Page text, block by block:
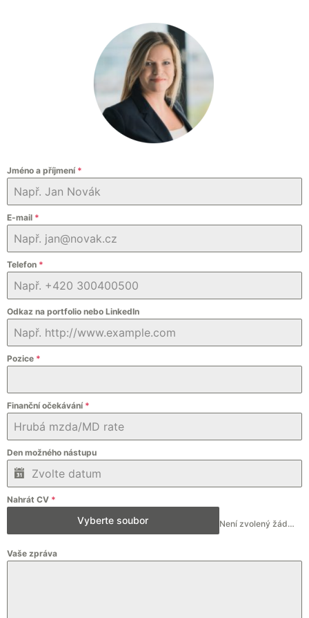
Jméno a příjmení *
E-mail *
Telefon *
Odkaz na portfolio nebo LinkedIn
Pozice *
Finanční očekávání *
Den možného nástupu
Nahrát CV *
Vyberte soubor Není zvolený žádný soubor
Vaše zpráva